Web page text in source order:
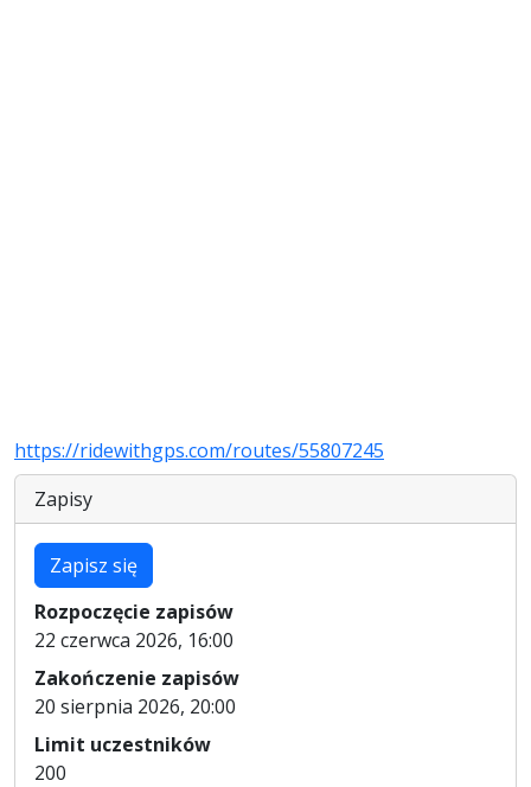
https://ridewithgps.com/routes/55807245
Zapisy
Zapisz się
Rozpoczęcie zapisów
22 czerwca 2026, 16:00
Zakończenie zapisów
20 sierpnia 2026, 20:00
Limit uczestników
200